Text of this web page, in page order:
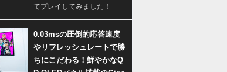
てプレイしてみました！
0.03msの圧倒的応答速度
やリフレッシュレートで勝
ちにこだわる！鮮やかなQ